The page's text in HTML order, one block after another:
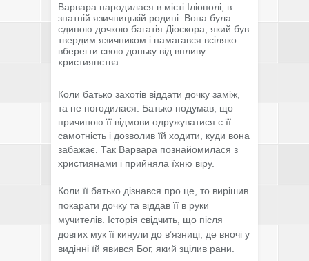
Варвара народилася в місті Іліополі, в
знатній язичницькій родині. Вона була
єдиною дочкою багатія Діоскора, який був
твердим язичником і намагався всіляко
вберегти свою доньку від впливу
християнства.
Коли батько захотів віддати дочку заміж,
та не погодилася. Батько подумав, що
причиною її відмови одружуватися є її
самотність і дозволив їй ходити, куди вона
забажає. Так Варвара познайомилася з
християнами і прийняла їхню віру.
Коли її батько дізнався про це, то вирішив
покарати дочку та віддав її в руки
мучителів. Історія свідчить, що після
довгих мук її кинули до в’язниці, де вночі у
видінні їй явився Бог, який зцілив рани.